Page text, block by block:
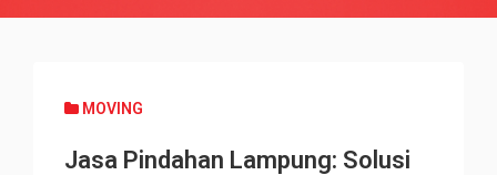
MOVING
Jasa Pindahan Lampung: Solusi